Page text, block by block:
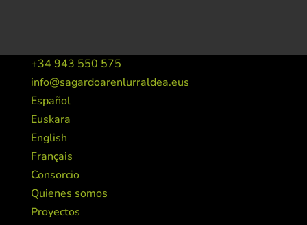
+34 943 550 575
info@sagardoarenlurraldea.eus
Español
Euskara
English
Français
Consorcio
Quienes somos
Proyectos